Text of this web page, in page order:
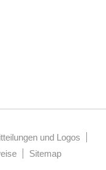
und Logos
Sitemap